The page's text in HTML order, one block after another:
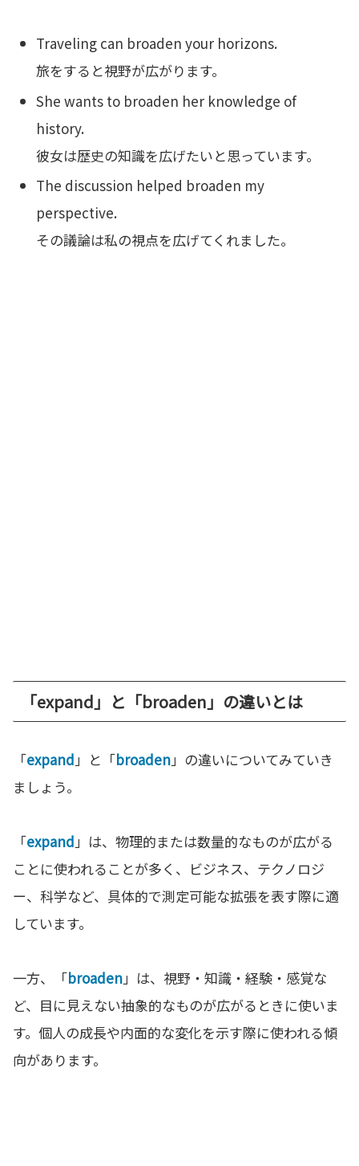
Traveling can broaden your horizons.
旅をすると視野が広がります。
She wants to broaden her knowledge of
history.
彼女は歴史の知識を広げたいと思っています。
The discussion helped broaden my
perspective.
その議論は私の視点を広げてくれました。
「expand」と「broaden」の違いとは
「expand」と「broaden」の違いについてみていき
ましょう。
「expand」は、物理的または数量的なものが広がる
ことに使われることが多く、ビジネス、テクノロジ
ー、科学など、具体的で測定可能な拡張を表す際に適
しています。
一方、「broaden」は、視野・知識・経験・感覚な
ど、目に見えない抽象的なものが広がるときに使いま
す。個人の成長や内面的な変化を示す際に使われる傾
向があります。